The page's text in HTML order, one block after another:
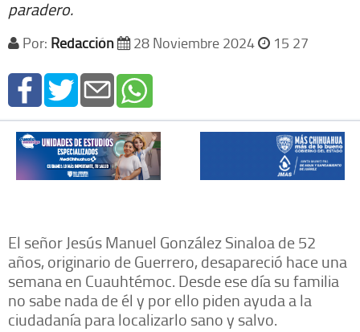
paradero.
Por: Redacción 28 Noviembre 2024 15 27
El señor Jesús Manuel González Sinaloa de 52
años, originario de Guerrero, desapareció hace una
semana en Cuauhtémoc. Desde ese día su familia
no sabe nada de él y por ello piden ayuda a la
ciudadanía para localizarlo sano y salvo.